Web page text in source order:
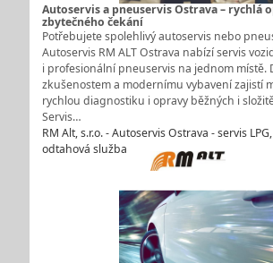
Autoservis a pneuservis Ostrava – rychlá
zbytečného čekání
Potřebujete spolehlivý autoservis nebo
Autoservis RM ALT Ostrava nabízí servis
i profesionální pneuservis na jednom místě.
zkušenostem a modernímu vybavení zajistí
rychlou diagnostiku i opravy běžných i
Servis…
RM Alt, s.r.o. - Autoservis Ostrava - servis
odtahová služba